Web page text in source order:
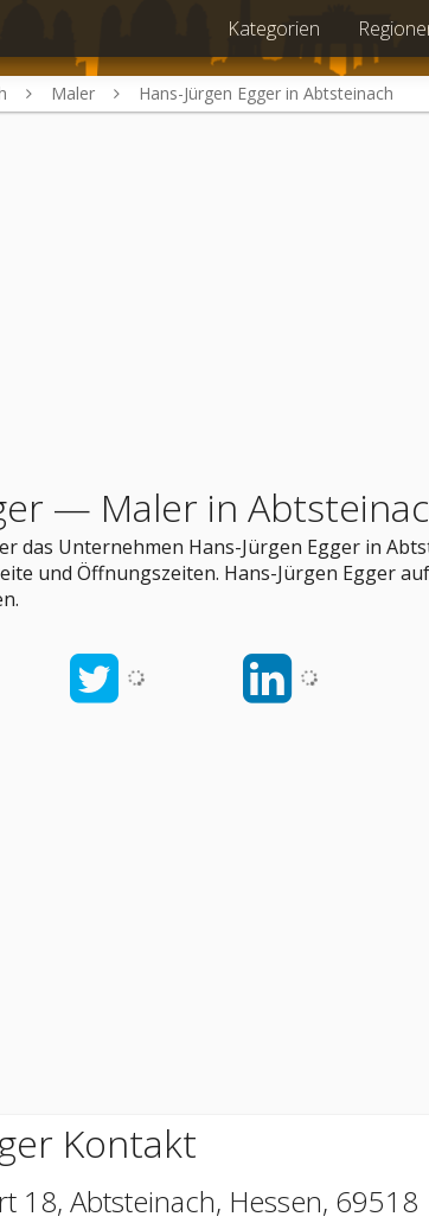
Kategorien
Maler Hans-Jürgen Egger in Abtsteinach
— Maler in
das Unternehmen Hans-Jürgen Egger in
und Öffnungszeiten. Hans-Jürgen Egger
Kontakt
18, Abtsteinach, Hessen, 69518